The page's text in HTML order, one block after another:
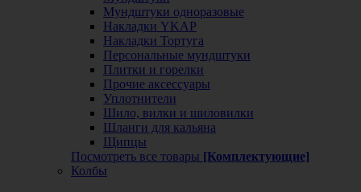
Мундштуки одноразовые
Накладки YKAP
Накладки Тортуга
Персональные мундштуки
Плитки и горелки
Прочие аксессуары
Уплотнители
Шило, вилки и шиловилки
Шланги для кальяна
Щипцы
Посмотреть все товары [Комплектующие]
Колбы